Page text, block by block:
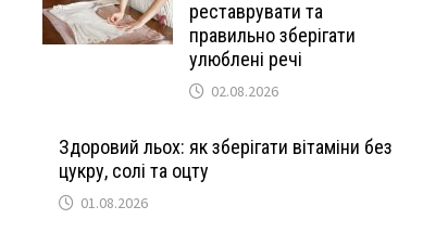
реставрувати та
правильно зберігати
улюблені речі
02.08.2026
Здоровий льох: як зберігати вітаміни без
цукру, солі та оцту
01.08.2026